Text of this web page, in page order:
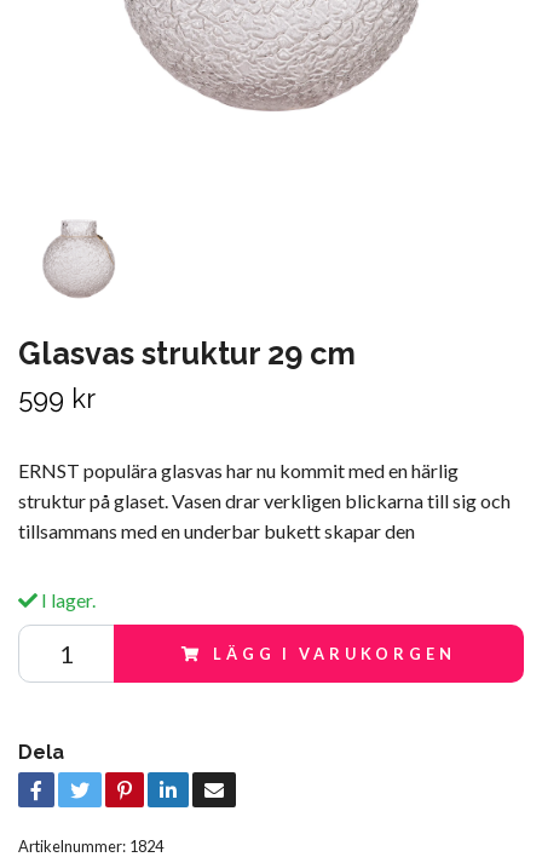
Glasvas struktur 29 cm
599 kr
ERNST populära glasvas har nu kommit med en härlig
struktur på glaset. Vasen drar verkligen blickarna till sig och
tillsammans med en underbar bukett skapar den
I lager.
LÄGG I VARUKORGEN
Dela
Artikelnummer: 1824